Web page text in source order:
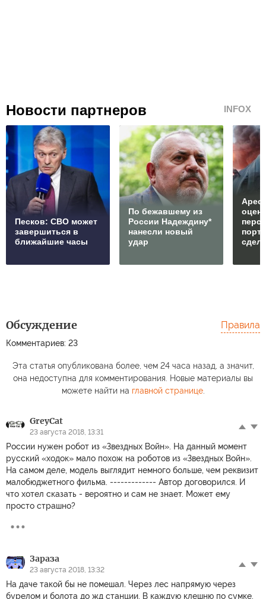
Новости партнеров INFOX
Песков: СВО может
завершиться в
ближайшие часы
По бежавшему из
России Надеждину*
нанесли новый
удар
Обсуждение
Комментариев: 23
Правила
Эта статья опубликована более, чем 24 часа назад, а значит,
она недоступна для комментирования. Новые материалы вы
можете найти на главной странице.
GreyCat
23 августа 2018, 13:31
России нужен робот из «Звездных Войн». На данный момент
русский «ходок» мало похож на роботов из «Звездных Войн».
На самом деле, модель выглядит немного больше, чем реквизит
малобюджетного фильма. ------------- Автор договорился. И
что хотел сказать - вероятно и сам не знает. Может ему
просто страшно?
Зараза
23 августа 2018, 13:32
На даче такой бы не помешал. Через лес напрямую через
бурелом и болота до жд станции. В каждую клешню по сумке.